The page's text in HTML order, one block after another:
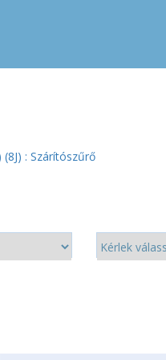
Hétfő-Péntek 9-17
: Szárítószűrő